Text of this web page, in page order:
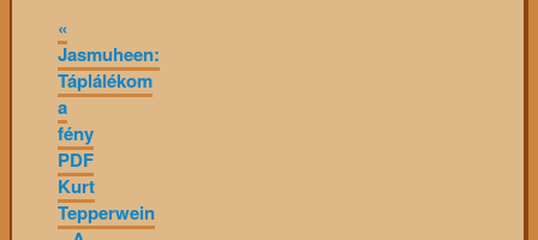
«
Jasmuheen:
Táplálékom
a
fény
PDF
Kurt
Tepperwein